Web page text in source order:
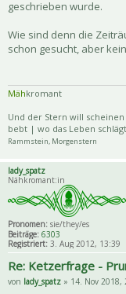
geschrieben wurde.
Wie sind denn die
schon gesucht, aber
Mähkromant
Und der Stern will
bebt | wo das Leben
Rammstein, Morgenstern
lady_spatz
Nähkromant:in
Pronomen: sie/they/es
Beiträge: 6303
Registriert: 3. Aug 2012, 13:39
Re: Ketzerfrage -
von lady_spatz » 14. Nov 2018,